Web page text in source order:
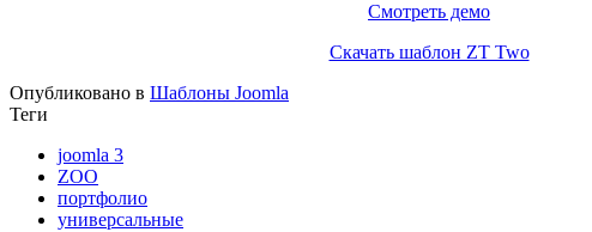
Смотреть демо
Скачать шаблон ZT Two
Опубликовано в Шаблоны Joomla
Теги
joomla 3
ZOO
портфолио
универсальные